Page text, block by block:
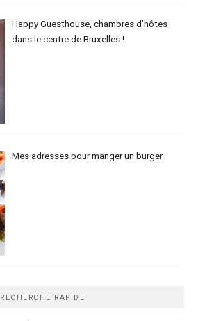
Happy Guesthouse, chambres d’hôtes
dans le centre de Bruxelles !
Mes adresses pour manger un burger
RECHERCHE RAPIDE